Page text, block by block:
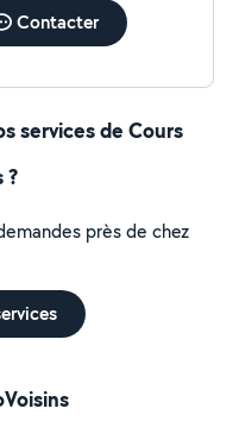
Contacter
services de Cours
?
près de chez